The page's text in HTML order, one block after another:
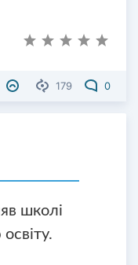
179 0
школі